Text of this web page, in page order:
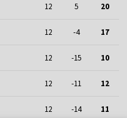
12 5 20
12 -4 17
12 -15 10
12 -11 12
12 -14 11